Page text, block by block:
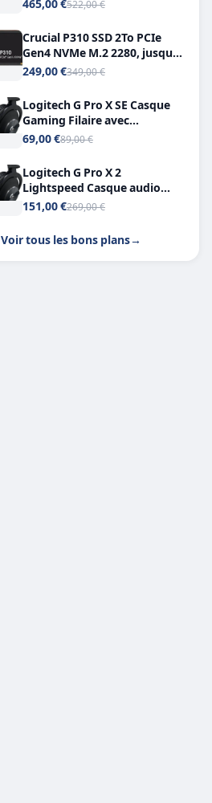
465,00 €522,00 €
Crucial P310 SSD 2To PCIe
Gen4 NVMe M.2 2280, jusqu’à
7.100 Mo/s
249,00 €349,00 €
Logitech G Pro X SE Casque
Gaming Filaire avec
Microphone Micro
7.1
69,00 €89,00 €
Logitech G Pro X 2
Lightspeed Casque audio
bluetooth
151,00 €269,00 €
Voir tous les bons plans→